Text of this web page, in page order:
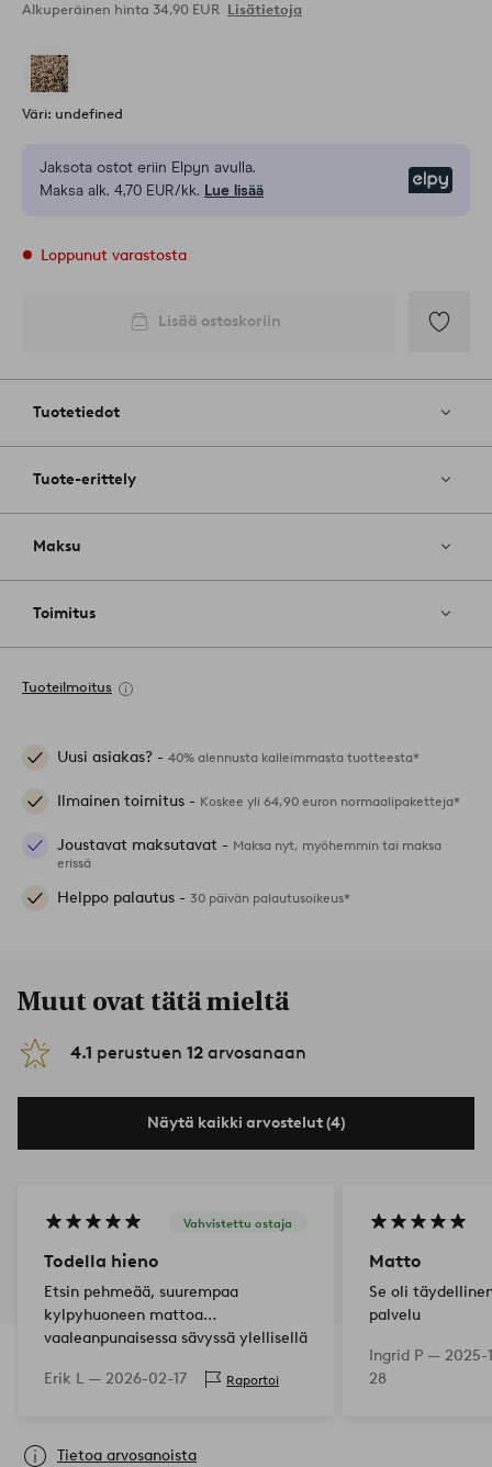
Alkuperäinen hinta 34,90 EUR Lisätietoja
Väri: undefined
Jaksota ostot eriin Elpyn avulla.
Maksa alk. 4,70 EUR/kk. Lue lisää
Loppunut varastosta
Lisää ostoskoriin
Tuotetiedot
Tuote-erittely
Maksu
Toimitus
Tuoteilmoitus
Uusi asiakas? - 40% alennusta kalleimmasta tuotteesta*
Ilmainen toimitus - Koskee yli 64,90 euron normaalipaketteja*
Joustavat maksutavat - Maksa nyt, myöhemmin tai maksa
erissä
Helppo palautus - 30 päivän palautusoikeus*
Muut ovat tätä mieltä
4.1 perustuen 12 arvosanaan
Näytä kaikki arvostelut (4)
Vahvistettu ostaja
Todella hieno
Etsin pehmeää, suurempaa
kylpyhuoneen mattoa
vaaleanpunaisessa sävyssä ylellisellä
En löydä siitä mitään vikaa ja se
Erik L — 2026-02-17 Raportoi
Matto
Se oli
palvelu
Ingrid P — 2025-
28
Tietoa arvosanoista